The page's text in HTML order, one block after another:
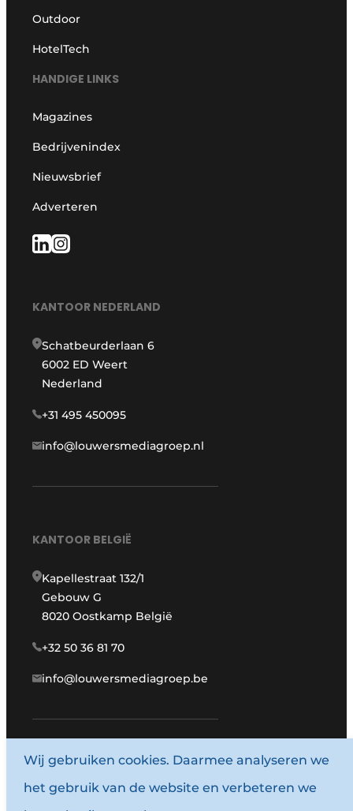
Outdoor
HotelTech
HANDIGE LINKS
Magazines
Bedrijvenindex
Nieuwsbrief
Adverteren
KANTOOR NEDERLAND
Schatbeurderlaan 6
6002 ED Weert
Nederland
+31 495 450095
info@louwersmediagroep.nl
KANTOOR BELGIË
Kapellestraat 132/1
Gebouw G
8020 Oostkamp België
+32 50 36 81 70
info@louwersmediagroep.be
www.louwersmediagroep.com
© 1987 - 2026 Louwersmediagroep.
Wij gebruiken cookies. Daarmee analyseren we
het gebruik van de website en verbeteren we